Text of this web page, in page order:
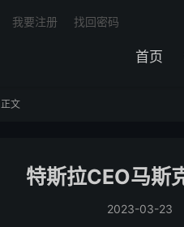
首页
我要注册 找回密码
正文
特斯拉CEO马斯
2023-03-23